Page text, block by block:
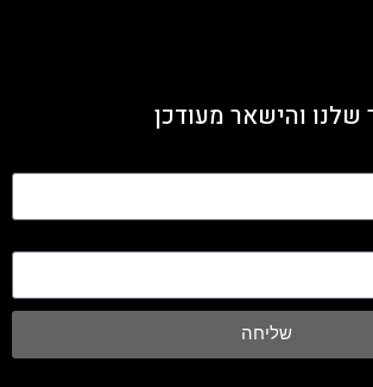
שלנו והישאר מעודכן
שליחה